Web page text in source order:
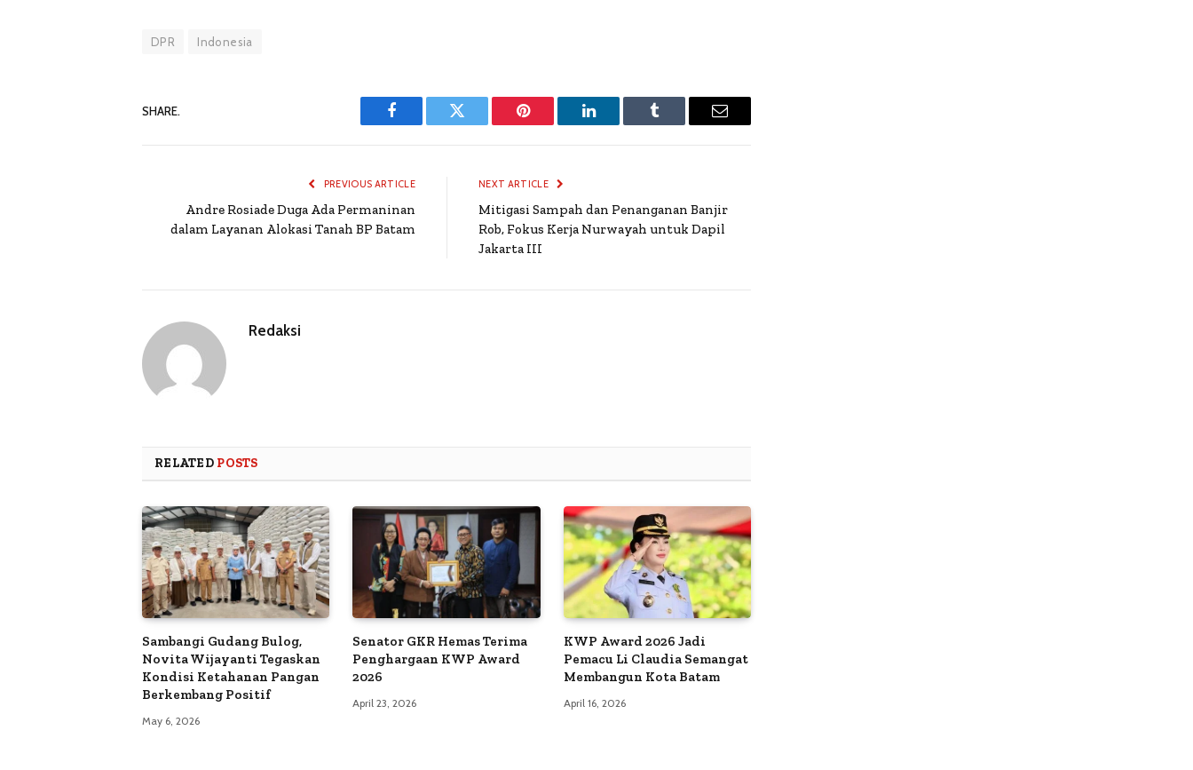
DPR Indonesia
SHARE.
Facebook Twitter Pinterest LinkedIn Tumblr Email
PREVIOUS ARTICLE
Andre Rosiade Duga Ada Permaninan
dalam Layanan Alokasi Tanah BP Batam
NEXT ARTICLE
Mitigasi Sampah dan Penanganan Banjir
Rob, Fokus Kerja Nurwayah untuk Dapil
Jakarta III
Redaksi
RELATED POSTS
Sambangi Gudang Bulog,
Novita Wijayanti Tegaskan
Kondisi Ketahanan Pangan
Berkembang Positif
May 6, 2026
Senator GKR Hemas Terima
Penghargaan KWP Award
2026
April 23, 2026
KWP Award 2026 Jadi
Pemacu Li Claudia Semangat
Membangun Kota Batam
April 16, 2026